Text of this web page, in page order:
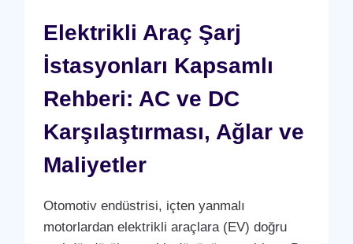
Elektrikli Araç Şarj
İstasyonları Kapsamlı
Rehberi: AC ve DC
Karşılaştırması, Ağlar ve
Maliyetler
Otomotiv endüstrisi, içten yanmalı
motorlardan elektrikli araçlara (EV) doğru